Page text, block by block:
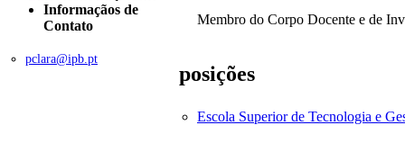
Informaçãos de
Contato
pclara@ipb.pt
Membro do Corpo Docente e de
posições
Escola Superior de Tecnologia e